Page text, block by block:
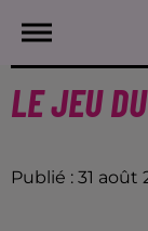
LE JEU
Publié : 31 août